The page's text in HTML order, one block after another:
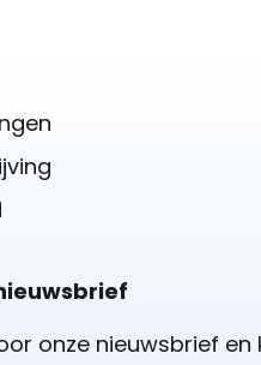
onze nieuwsbrief en